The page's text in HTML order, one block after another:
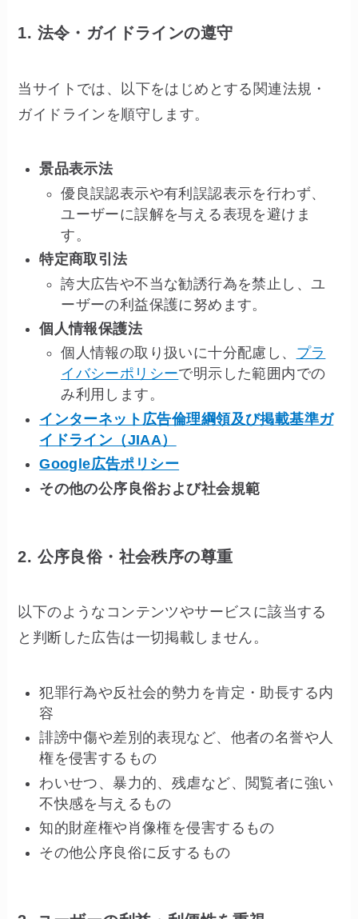
1. 法令・ガイドラインの遵守
当サイトでは、以下をはじめとする関連法規・
ガイドラインを順守します。
景品表示法
優良誤認表示や有利誤認表示を行わず、
ユーザーに誤解を与える表現を避けま
す。
特定商取引法
誇大広告や不当な勧誘行為を禁止し、ユ
ーザーの利益保護に努めます。
個人情報保護法
個人情報の取り扱いに十分配慮し、 プラ
イバシーポリシーで明示した範囲内での
み利用します。
インターネット広告倫理綱領及び掲載基準ガ
イドライン（JIAA）
Google広告ポリシー
その他の公序良俗および社会規範
2. 公序良俗・社会秩序の尊重
以下のようなコンテンツやサービスに該当する
と判断した広告は一切掲載しません。
犯罪行為や反社会的勢力を肯定・助長する内
容
誹謗中傷や差別的表現など、他者の名誉や人
権を侵害するもの
わいせつ、暴力的、残虐など、閲覧者に強い
不快感を与えるもの
知的財産権や肖像権を侵害するもの
その他公序良俗に反するもの